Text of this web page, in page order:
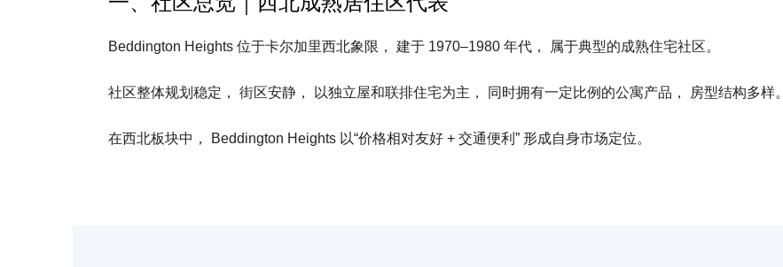
Beddington Heights 位于卡尔加里西北象限， 建于 1970–1980 年代， 属于典型的成熟住宅社区。
社区整体规划稳定， 街区安静， 以独立屋和联排住宅为主， 同时拥有一定比例的公寓产品， 房型结构多样。
在西北板块中， Beddington Heights 以“价格相对友好 + 交通便利” 形成自身市场定位。